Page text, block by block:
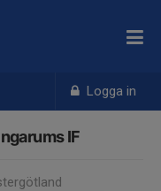
Logga in
IF